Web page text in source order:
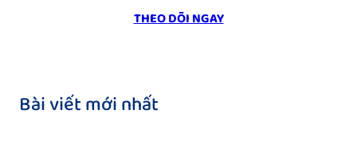
THEO DÕI NGAY
Bài viết mới nhất